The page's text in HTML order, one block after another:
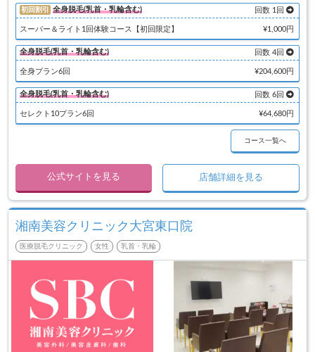
初回割引 全身脱毛(乳首・乳輪含む) 回数 1回
スーパー＆ライト1回体験コース【初回限定】 ¥1,000円
全身脱毛(乳首・乳輪含む) 回数 4回
全身プラン6回 ¥204,600円
全身脱毛(乳首・乳輪含む) 回数 6回
セレクト10プラン6回 ¥64,680円
コース一覧へ
公式サイトを見る 店舗詳細を見る
湘南美容クリニック大宮東口院
医療脱毛クリニック 女性 乳首・乳輪